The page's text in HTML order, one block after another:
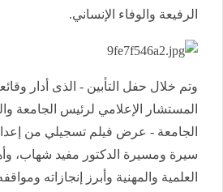
الرفيعة والوفاء الإنساني.
وتم خلال حفل التأبين - الذى أدار
المستشار الإعلامي لرئيس الجامعة
الجامعة - عرض فيلم تسجيلي من
سيرة ومسيرة الدكتور مفيد شهاب،
العلمية والمهنية وأبرز إنجازاته